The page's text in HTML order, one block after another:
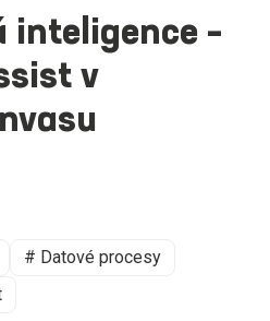
inteligence –
v
# Datové procesy